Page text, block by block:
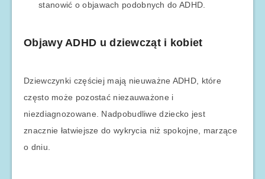
stanowić o objawach podobnych do ADHD.
Objawy ADHD u dziewcząt i kobiet
Dziewczynki częściej mają nieuważne ADHD, które
często może pozostać niezauważone i
niezdiagnozowane. Nadpobudliwe dziecko jest
znacznie łatwiejsze do wykrycia niż spokojne, marzące
o dniu.